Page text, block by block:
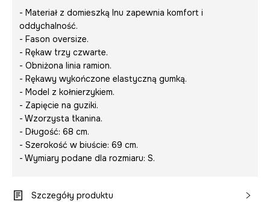
- Materiał z domieszką lnu zapewnia komfort i
oddychalność.
- Fason oversize.
- Rękaw trzy czwarte.
- Obniżona linia ramion.
- Rękawy wykończone elastyczną gumką.
- Model z kołnierzykiem.
- Zapięcie na guziki.
- Wzorzysta tkanina.
- Długość: 68 cm.
- Szerokość w biuście: 69 cm.
- Wymiary podane dla rozmiaru: S.
Szczegóły produktu